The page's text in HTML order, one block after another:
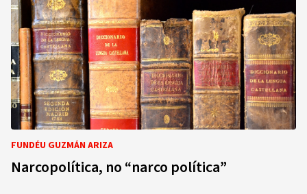
FUNDÉU GUZMÁN ARIZA
Narcopolítica, no “narco política”